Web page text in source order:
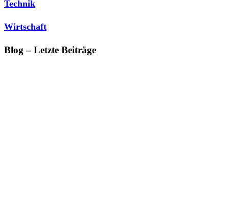
Technik
Wirtschaft
Blog – Letzte Beiträge